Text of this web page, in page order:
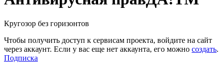
Кругозор без горизонтов
Чтобы получить доступ к сервисам проекта, войдите на сайт
через аккаунт. Если у вас еще нет аккаунта, его можно создать.
Подписка